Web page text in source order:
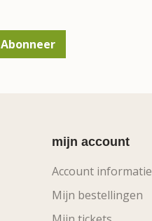
Abonneer
mijn account
Account informatie
Mijn bestellingen